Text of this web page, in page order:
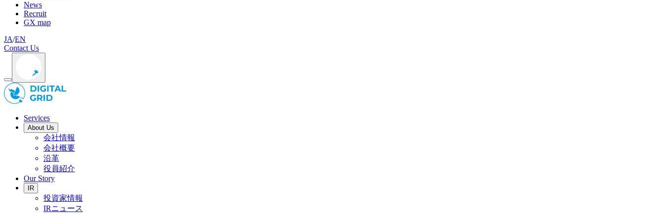
News
Recruit
GX map
JA/EN
Contact Us
Services
About Us
会社情報
会社概要
沿革
役員紹介
Our Story
IR
投資家情報
IRニュース